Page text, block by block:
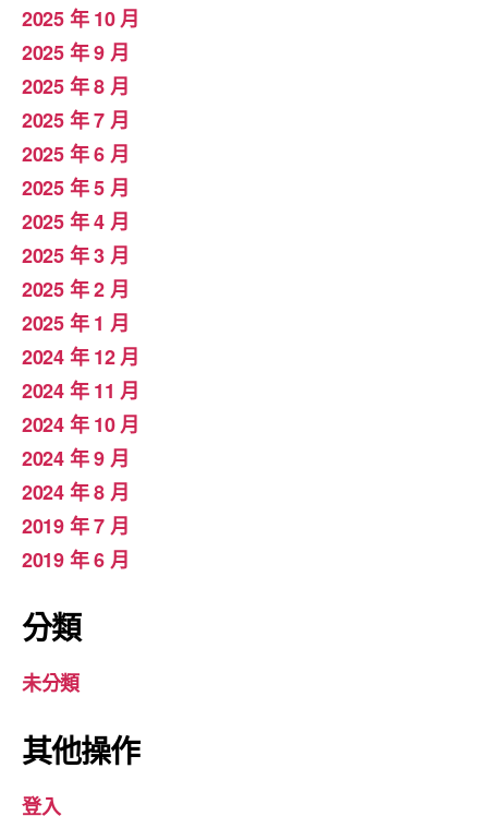
2025 年 10 月
2025 年 9 月
2025 年 8 月
2025 年 7 月
2025 年 6 月
2025 年 5 月
2025 年 4 月
2025 年 3 月
2025 年 2 月
2025 年 1 月
2024 年 12 月
2024 年 11 月
2024 年 10 月
2024 年 9 月
2024 年 8 月
2019 年 7 月
2019 年 6 月
分類
未分類
其他操作
登入